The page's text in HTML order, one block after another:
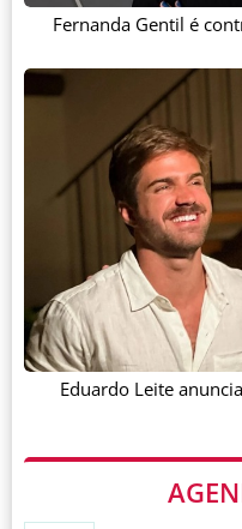
Fernanda Gentil é
Eduardo Leite